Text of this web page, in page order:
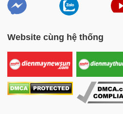
Website cùng hệ thống